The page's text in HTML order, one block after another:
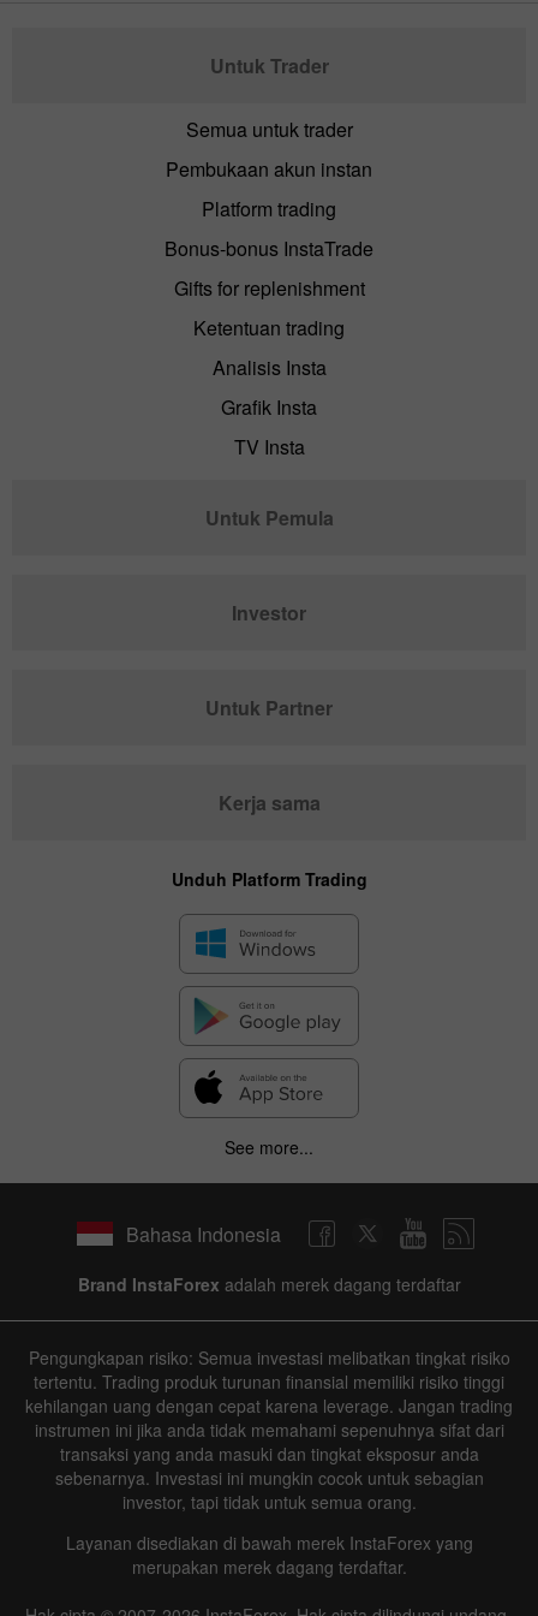
Untuk Trader
Semua untuk trader
Pembukaan akun instan
Platform trading
Bonus-bonus InstaTrade
Gifts for replenishment
Ketentuan trading
Analisis Insta
Grafik Insta
TV Insta
Untuk Pemula
Investor
Untuk Partner
Kerja sama
Unduh Platform Trading
See more...
Bahasa Indonesia
Brand InstaForex adalah merek dagang terdaftar
Pengungkapan risiko: Semua investasi melibatkan tingkat risiko
tertentu. Trading produk turunan finansial memiliki risiko tinggi
kehilangan uang dengan cepat karena leverage. Jangan trading
instrumen ini jika anda tidak memahami sepenuhnya sifat dari
transaksi yang anda masuki dan tingkat eksposur anda
sebenarnya. Investasi ini mungkin cocok untuk sebagian
investor, tapi tidak untuk semua orang.
Layanan disediakan di bawah merek InstaForex yang
merupakan merek dagang terdaftar.